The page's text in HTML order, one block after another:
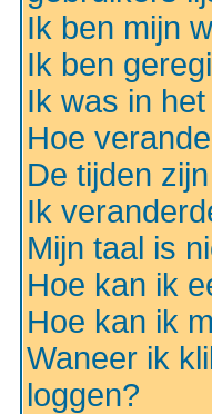
Ik ben mijn
Ik ben
Ik was in
Hoe
De tijden
Ik
Mijn taal is
Hoe kan ik
Hoe kan ik
Waneer ik
loggen?